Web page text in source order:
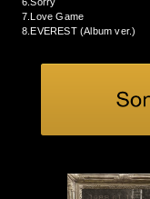
7.Love Game
8.EVEREST (Album ver.)